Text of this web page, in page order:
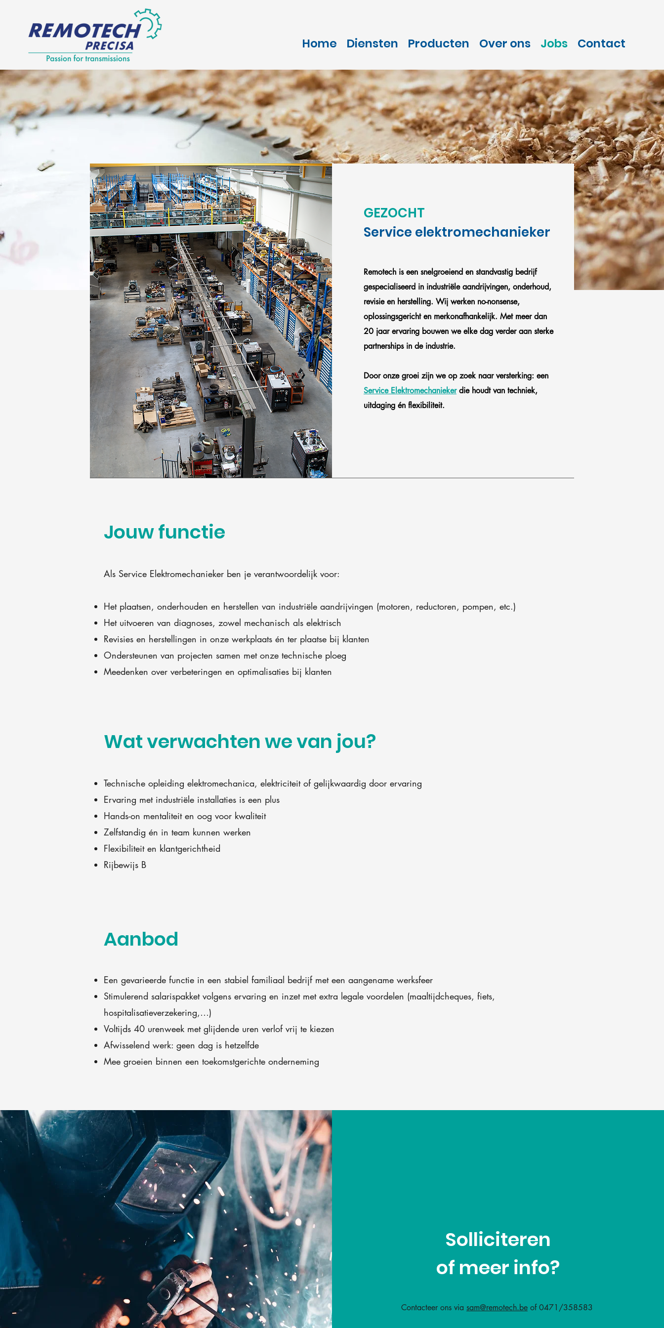
Home Diensten Producten Over ons Jobs Contact
GEZOCHT
Service elektromechanieker
Remotech is een snelgroeiend en standvastig bedrijf
gespecialiseerd in industriële aandrijvingen, onderhoud,
revisie en herstelling. Wij werken no-nonsense,
oplossingsgericht en merkonafhankelijk. Met meer dan
20 jaar ervaring bouwen we elke dag verder aan sterke
partnerships in de industrie.
Door onze groei zijn we op zoek naar versterking: een
Service Elektromechaniekerdie houdt van techniek,
uitdaging én flexibiliteit.
Jouw functie
Als Service Elektromechanieker ben je verantwoordelijk voor:
Het plaatsen, onderhouden en herstellen van industriële aandrijvingen (motoren, reductoren, pompen, etc.)
Het uitvoeren van diagnoses, zowel mechanisch als elektrisch
Revisies en herstellingen in onze werkplaats én ter plaatse bij klanten
Ondersteunen van projecten samen met onze technische ploeg
Meedenken over verbeteringen en optimalisaties bij klanten
Wat verwachten we van jou?
Technische opleiding elektromechanica, elektriciteit of gelijkwaardig door ervaring
Ervaring met industriële installaties is een plus
Hands-on mentaliteit en oog voor kwaliteit
Zelfstandig én in team kunnen werken
Flexibiliteit en klantgerichtheid
Rijbewijs B
Aanbod
Een gevarieerde functie in een stabiel familiaal bedrijf met een aangename werksfeer
Stimulerend salarispakket volgens ervaring en inzet met extra legale voordelen (maaltijdcheques, fiets,
hospitalisatieverzekering,…)
Voltijds 40 urenweek met glijdende uren verlof vrij te kiezen
Afwisselend werk: geen dag is hetzelfde
Mee groeien binnen een toekomstgerichte onderneming
Solliciteren
of meer info?
Contacteer ons via sam@remotech.be of 0471/358583